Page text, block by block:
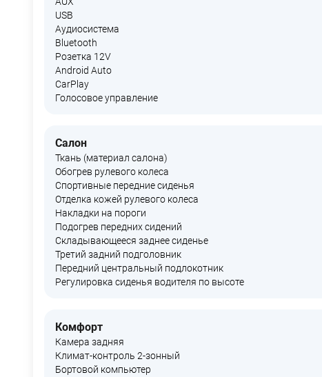
USB
Аудиосистема
Bluetooth
Розетка 12V
Android Auto
CarPlay
Голосовое управление
Салон
Ткань (материал салона)
Обогрев рулевого колеса
Спортивные передние сиденья
Отделка кожей рулевого колеса
Накладки на пороги
Подогрев передних сидений
Складывающееся заднее сиденье
Третий задний подголовник
Передний центральный подлокотник
Регулировка сиденья водителя по высоте
Комфорт
Камера задняя
Климат-контроль 2-зонный
Бортовой компьютер